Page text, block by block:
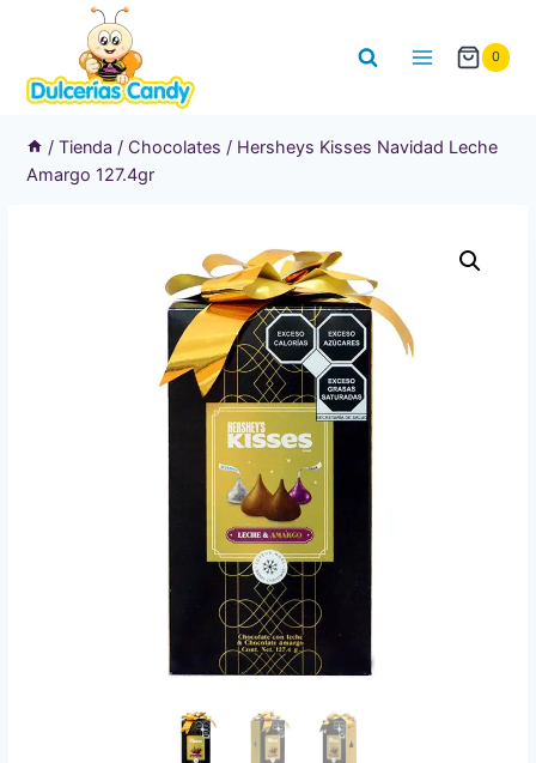
contenido
0
/ Tienda / Chocolates / Hersheys Kisses Navidad Leche
Amargo 127.4gr